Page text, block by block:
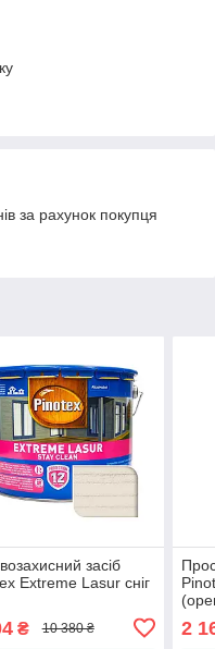
за рахунок покупця
засіб
Extreme Lasur сніг
₴ 10 380 ₴ 2